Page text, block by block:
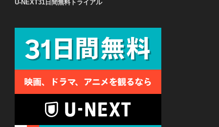
U-NEXT31日間無料トライアル